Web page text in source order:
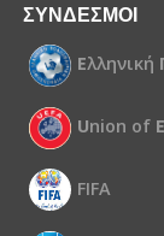
ΣΥΝΔΕΣΜΟΙ
Ελληνική
Union of E
FIFA